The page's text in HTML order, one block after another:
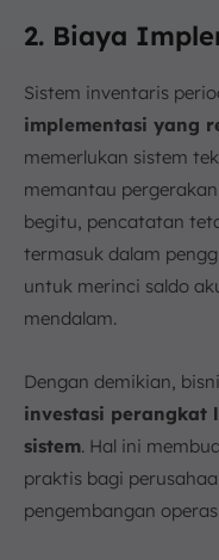
2. Biaya
Sistem inventaris
implementasi yang
memerlukan sistem
memantau
begitu, pencatatan
termasuk dalam
untuk merinci saldo
mendalam.
Dengan demikian,
investasi perangkat
sistem. Hal ini
praktis bagi
pengembangan